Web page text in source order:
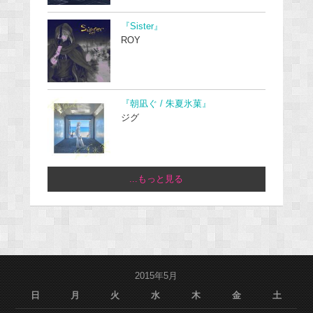
『Sister』
ROY
『朝凪ぐ / 朱夏氷菓』
ジグ
...もっと見る
2015年5月
日
月 火 水 木 金 土